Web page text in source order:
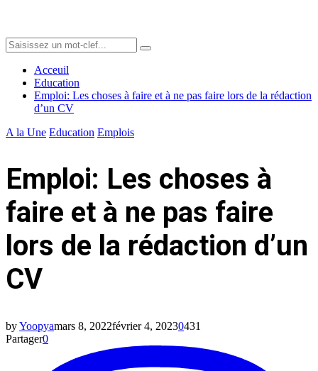
Search
for:
Search
Acceuil
Education
Emploi: Les choses à faire et à ne pas faire lors de la rédaction
d’un CV
A la Une Education Emplois
Emploi: Les choses à
faire et à ne pas faire
lors de la rédaction d’un
CV
byYoopyamars 8, 2022février 4, 20230431
Partager0